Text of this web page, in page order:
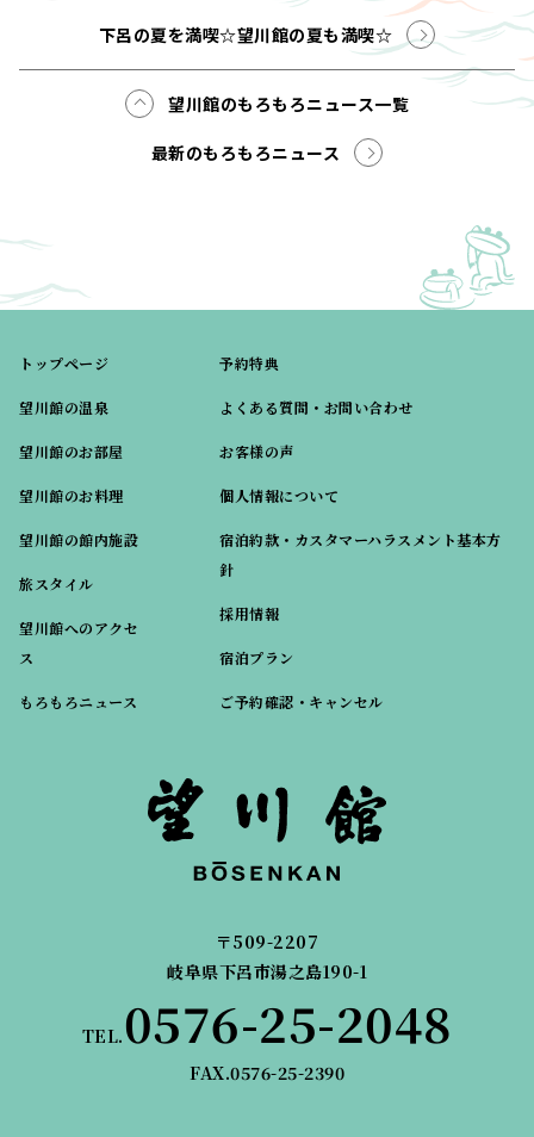
下呂の夏を満喫☆望川館の夏も満喫☆
望川館のもろもろニュース一覧
最新のもろもろニュース
トップページ
望川館の温泉
望川館のお部屋
望川館のお料理
望川館の館内施設
旅スタイル
望川館へのアクセ
ス
もろもろニュース
予約特典
よくある質問・お問い合わせ
お客様の声
個人情報について
宿泊約款・カスタマーハラスメント基本方
針
採用情報
宿泊プラン
ご予約確認・キャンセル
〒509-2207
岐阜県下呂市湯之島190-1
TEL.0576-25-2048
FAX.0576-25-2390